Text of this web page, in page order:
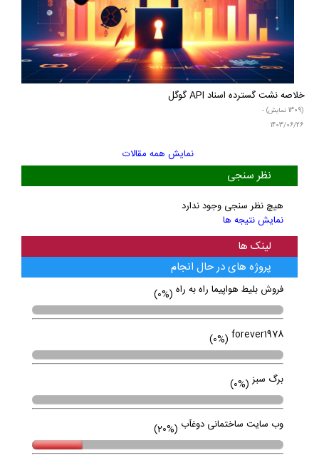
خلاصه نشت گسترده اسناد API گوگل
(1309 نمایش) -
1403/06/26
نمایش همه مقالات
نظر سنجی
هیچ نظر سنجی وجود ندارد
نمایش نتیجه ها
لینک ها
پروژه های در حال انجام
فروش بلیط هواپیما راه به راه (0%)
forever1978
(0%)
برگ سبز (0%)
وب سایت ساختمانی دوغآب (20%)